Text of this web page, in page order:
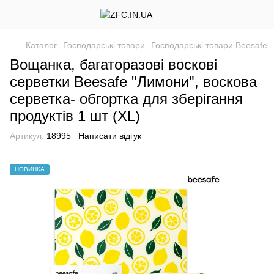
Каталог Господарські товари Господарські товари Beesafe
Вощанка, багаторазові воскові
серветки Beesafe "Лимони", воскова
серветка- обгортка для зберігання
продуктів 1 шт (XL)
Артикул: 18995 Написати відгук
НОВИНКА